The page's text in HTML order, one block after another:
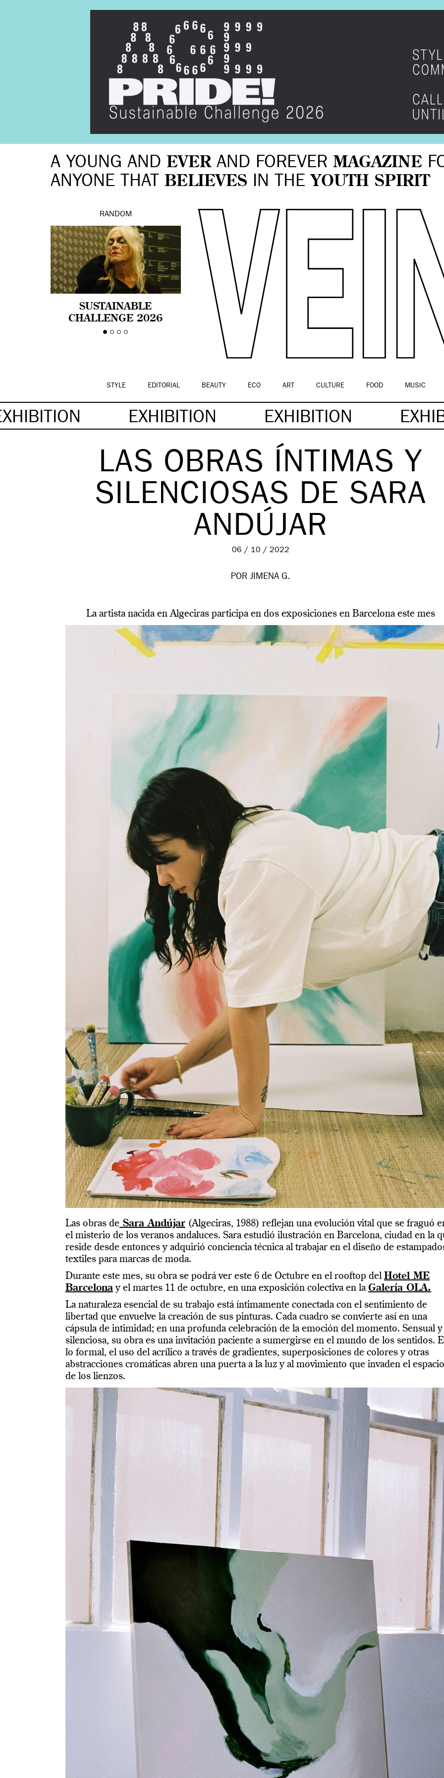
A YOUNG AND EVERAND FOREVER MAGAZINE
ANYONE THAT BELIEVES IN THE YOUTH SPIRIT
RANDOM
SUSTAINABLE
CHALLENGE 2026
CELEBRA LA
STYLE EDITORIAL BEAUTY ECO ART CULTURE FOOD MUSIC
EXHIBITION EXHIBITION
LAS OBRAS ÍNTIMAS Y
SILENCIOSAS DE SARA
ANDÚJAR
06 / 10 / 2022
POR JIMENA G.
La artista nacida en Algeciras participa en dos exposiciones en Barcelona este mes
Las obras de Sara Andújar (Algeciras, 1988) reflejan una evolución vital que se fraguó
el misterio de los veranos andaluces. Sara estudió ilustración en Barcelona, ciudad en la
reside desde entonces y adquirió conciencia técnica al trabajar en el diseño de
textiles para marcas de moda.
Durante este mes, su obra se podrá ver este 6 de Octubre en el rooftop del Hotel ME
Barcelona y el martes 11 de octubre, en una exposición colectiva en la Galería OLA.
La naturaleza esencial de su trabajo está íntimamente conectada con el sentimiento de
libertad que envuelve la creación de sus pinturas. Cada cuadro se convierte así en una
cápsula de intimidad; en una profunda celebración de la emoción del momento. Sensual y
silenciosa, su obra es una invitación paciente a sumergirse en el mundo de los sentidos.
lo formal, el uso del acrílico a través de gradientes, superposiciones de colores y otras
abstracciones cromáticas abren una puerta a la luz y al movimiento que invaden el espacio
de los lienzos.